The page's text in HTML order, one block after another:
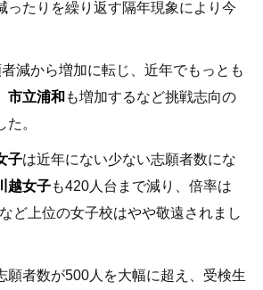
ったりを繰り返す隔年現象により今
減から増加に転じ、近年でもっとも
市立浦和 も増加するなど挑戦志向の
。
子は近年にない少ない志願者数にな
越女子も420人台まで減り、倍率は
ど上位の女子校はやや敬遠されまし
願者数が500人を大幅に超え、受検生